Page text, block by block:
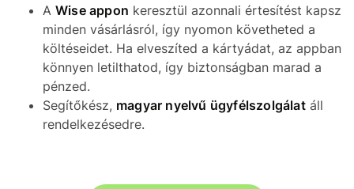
A Wise appon keresztül azonnali értesítést kapsz
minden vásárlásról, így nyomon követheted a
költéseidet. Ha elveszíted a kártyádat, az appban
könnyen letilthatod, így biztonságban marad a
pénzed.
Segítőkész, magyar nyelvű ügyfélszolgálatáll
rendelkezésedre.